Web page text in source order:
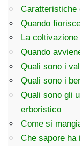
Caratteristiche
Quando
La
Quando
Quali sono i
Quali sono i
Quali sono gli
erboristico
Come si
Che sapore ha